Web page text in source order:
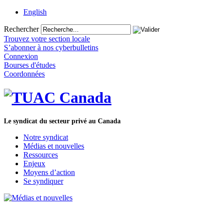
English
Rechercher
Trouvez votre section locale
S’abonner à nos cyberbulletins
Connexion
Bourses d'études
Coordonnées
Le syndicat du secteur privé au Canada
Notre syndicat
Médias et nouvelles
Ressources
Enjeux
Moyens d’action
Se syndiquer